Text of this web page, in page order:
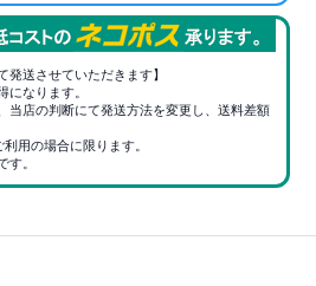
発送させていただきます】
になります。
当店の判断にて発送方法を変更し、送料差額
用の場合に限ります。
す。